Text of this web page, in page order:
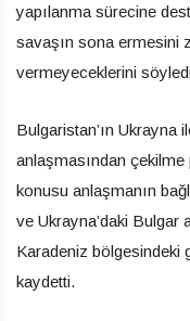
yapılanma sürecine
savaşın sona ermesini
vermeyeceklerini
Bulgaristan’ın Ukrayna
anlaşmasından çekilme
konusu anlaşmanın
ve Ukrayna’daki Bulgar
Karadeniz bölgesindeki
kaydetti.